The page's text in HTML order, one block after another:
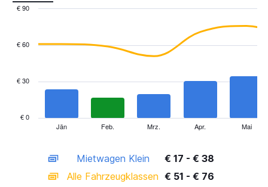
has
displaying
categories.
Jän Feb. Mrz. Apr. Mai
€ 0
€ 30
€ 60
€ 90
Mietwagen Klein
€ 17 - € 38
Alle Fahrzeugklassen € 51 - € 76